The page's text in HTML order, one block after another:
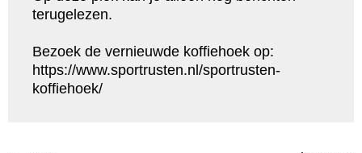
terugelezen.
Bezoek de vernieuwde koffiehoek op:
https://www.sportrusten.nl/sportrusten-
koffiehoek/